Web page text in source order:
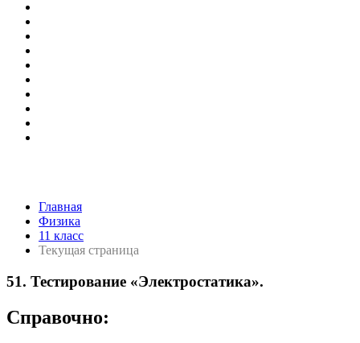
Главная
Физика
11 класс
Текущая страница
51. Тестирование «Электростатика».
Справочно: